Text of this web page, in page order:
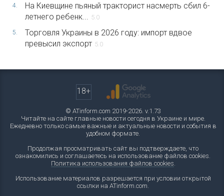
4.
На Киевщине пьяный тракторист насмерть сбил 6-
летнего ребенк...
5.0
5.
Торговля Украины в 2026 году: импорт вдвое
превысил экспорт 5.0
18+
© ATinform.com 2019-2026. v.1.73
Читайте на сайте главные новости сегодня в Украине и мире.
Ежедневно только самые важные и актуальные новости и события в
удобном формате.
Продолжая просматривать сайт вы подтверждаете, что
ознакомились и соглашаетесь на использование файлов cookies.
Политика использования файлов cookies
Использование материалов разрешается при условии открытой
ссылки на ATinform.com.